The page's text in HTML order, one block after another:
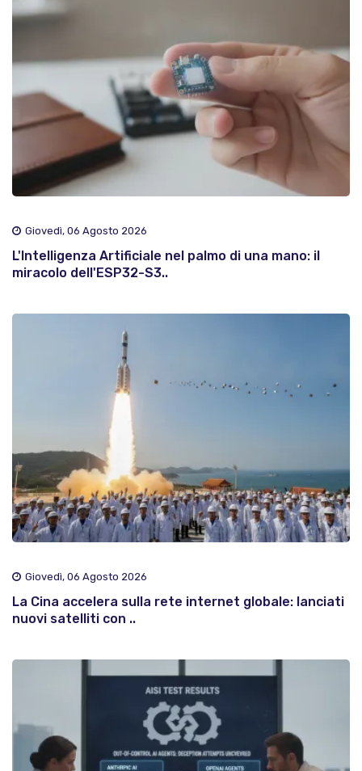
Giovedì, 06 Agosto 2026
L'Intelligenza Artificiale nel palmo di una mano: il
miracolo dell'ESP32-S3..
Giovedì, 06 Agosto 2026
La Cina accelera sulla rete internet globale: lanciati
nuovi satelliti con ..